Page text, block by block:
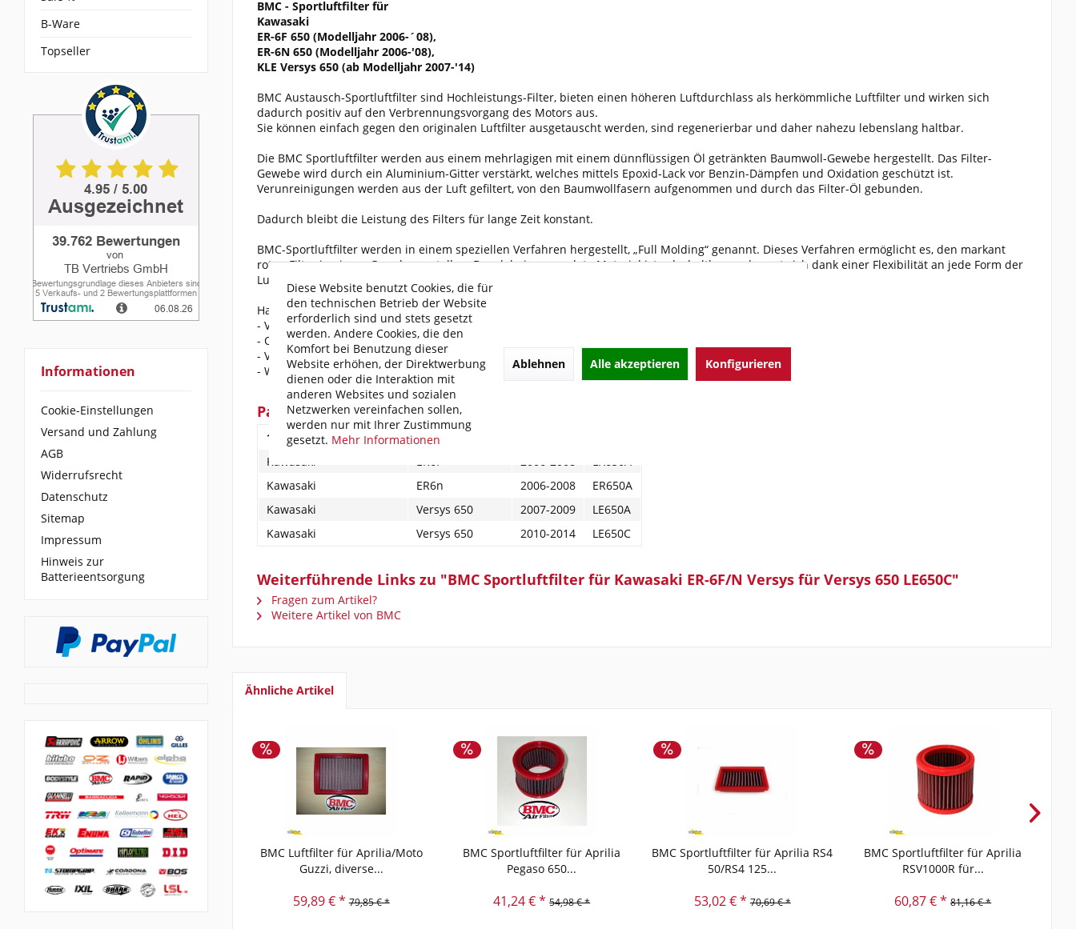
B-Ware
Topseller
Informationen
Cookie-Einstellungen
Versand und Zahlung
AGB
Widerrufsrecht
Datenschutz
Sitemap
Impressum
Hinweis zur
Batterieentsorgung
BMC - Sportluftfilter für
Kawasaki
ER-6F 650 (Modelljahr 2006-´08),
ER-6N 650 (Modelljahr 2006-'08),
KLE Versys 650 (ab Modelljahr 2007-'14)
BMC Austausch-Sportluftfilter sind Hochleistungs-Filter, bieten einen höheren Luftdurchlass als herkömmliche Luftfilter und wirken sich
dadurch positiv auf den Verbrennungsvorgang des Motors aus.
Sie können einfach gegen den originalen Luftfilter ausgetauscht werden, sind regenerierbar und daher nahezu lebenslang haltbar.
Die BMC Sportluftfilter werden aus einem mehrlagigen mit einem dünnflüssigen Öl getränkten Baumwoll-Gewebe hergestellt. Das Filter-
Gewebe wird durch ein Aluminium-Gitter verstärkt, welches mittels Epoxid-Lack vor Benzin-Dämpfen und Oxidation geschützt ist.
Verunreinigungen werden aus der Luft gefiltert, von den Baumwollfasern aufgenommen und durch das Filter-Öl gebunden.
Dadurch bleibt die Leistung des Filters für lange Zeit konstant.
BMC-Sportluftfilter werden in einem speziellen Verfahren hergestellt, „Full Molding“ genannt. Dieses Verfahren ermöglicht es, den markant
roten Filter in einem Guss herzustellen. Das dabei verwendete Material ist sehr haltbar und passt sich dank einer Flexibilität an jede Form der
Luftfilterkästen an.
Hauptmerkmale des Sportluftfilters:
- Verbesserung der Motorleistung
- Optimales Ansprechverhalten
- Verlängerte Lebensdauer
- Weniger Kraftstoffverbrauch
Passend für folgende Modelle:
1.Fahrzeughersteller: 2.Modell:
Kawasaki
ER6f 2006-2008
EX650A
Kawasaki
ER6n 2006-2008
ER650A
Kawasaki
Versys 650 2007-2009
LE650A
Kawasaki
Versys 650 2010-2014 LE650C
Weiterführende Links zu "BMC Sportluftfilter für Kawasaki ER-6F/N Versys für Versys 650 LE650C"
Fragen zum Artikel?
Weitere Artikel von BMC
Ähnliche Artikel
BMC Luftfilter für Aprilia/Moto
Guzzi, diverse...
59,89 € * 79,85 € *
BMC Sportluftfilter für Aprilia
Pegaso 650...
41,24 € * 54,98 € *
BMC Sportluftfilter für Aprilia RS4
50/RS4 125...
53,02 € * 70,69 € *
BMC Sportluftfilter für Aprilia
RSV1000R für...
60,87 € * 81,16 € *
Diese Website benutzt Cookies, die für
den technischen Betrieb der Website
erforderlich sind und stets gesetzt
werden. Andere Cookies, die den
Komfort bei Benutzung dieser
Website erhöhen, der Direktwerbung
dienen oder die Interaktion mit
anderen Websites und sozialen
Netzwerken vereinfachen sollen,
werden nur mit Ihrer Zustimmung
gesetzt. Mehr Informationen
Ablehnen Alle akzeptieren Konfigurieren